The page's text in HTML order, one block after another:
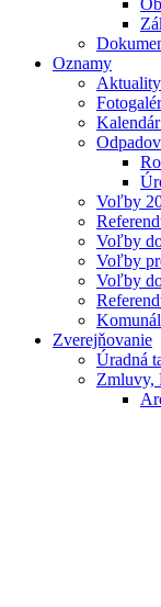
Oznamy
Aktuality
Voľby
Voľby
Voľby
Voľby
Zverejňovanie
Úradná
Zmluvy,